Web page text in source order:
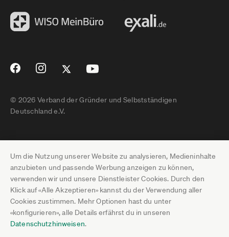
Um die Nutzung unserer Website zu analysieren, Medieninhalte
anzubieten und passende Werbung anzeigen zu können,
verwenden wir und unsere Dienstleister Cookies. Durch den
Klick auf «Alle Akzeptieren» kannst du der Verwendung aller
Cookies zustimmen. Mehr Optionen hast du unter
«konfigurieren», alle Details erfährst du in unseren
Datenschutzhinweisen.
© 2026 Verband der Gründer und Selbstständigen
Deutschland e.V.
Impressum
Datenschutz
Pressebereich
Jobs